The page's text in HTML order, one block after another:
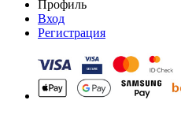
Профиль
Вход
Регистрация